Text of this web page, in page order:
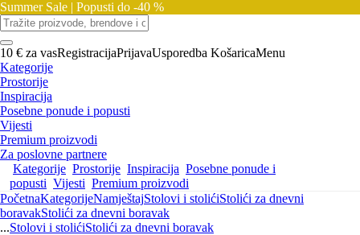
Summer Sale | Popusti do -40 %
10 € za vasRegistracijaPrijavaUsporedba KošaricaMenu
Kategorije
Prostorije
Inspiracija
Posebne ponude i popusti
Vijesti
Premium proizvodi
Za poslovne partnere
Kategorije Prostorije Inspiracija Posebne ponude i
popusti Vijesti Premium proizvodi
PočetnaKategorijeNamještajStolovi i stolićiStolići za dnevni
boravakStolići za dnevni boravak
...Stolovi i stolićiStolići za dnevni boravak